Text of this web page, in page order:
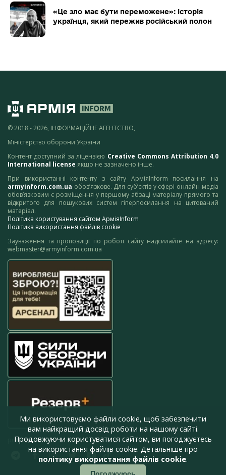
«Це зло має бути переможене»: історія
українця, який пережив російський полон
© 2018 - 2026, ІНФОРМАЦІЙНЕ АГЕНТСТВО,
Міністерство оборони України
Контент доступний за ліцензією Creative Commons Attribution 4.0
International license якщо не зазначено інше.
При використанні контенту з сайту АрміяInform посилання на
armyinform.com.ua обов’язкове. Для суб’єктів у сфері онлайн-медіа
обов’язковим є розміщення у першому абзаці матеріалу прямого та
відкритого для пошукових систем гіперпосилання на цитований
матеріал.
Політика користування сайтом АрміяInform
Політика використання файлів cookie
Зауваження та пропозиції по роботі сайту надсилайте на адресу:
webmaster@armyinform.com.ua
press@armyinform.com.ua
Ми використовуємо файли cookie, щоб забезпечити
вам найкращий досвід роботи на нашому сайті.
Продовжуючи користуватися сайтом, ви погоджуєтесь
на використання файлів cookie. Детальніше про
політику використання файлів cookie.